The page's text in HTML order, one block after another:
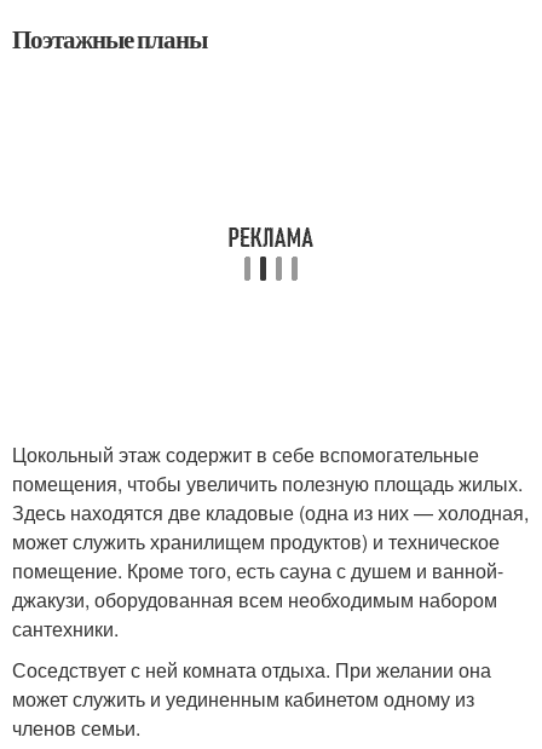
Поэтажные планы
Цокольный этаж содержит в себе вспомогательные
помещения, чтобы увеличить полезную площадь жилых.
Здесь находятся две кладовые (одна из них — холодная,
может служить хранилищем продуктов) и техническое
помещение. Кроме того, есть сауна с душем и ванной-
джакузи, оборудованная всем необходимым набором
сантехники.
Соседствует с ней комната отдыха. При желании она
может служить и уединенным кабинетом одному из
членов семьи.